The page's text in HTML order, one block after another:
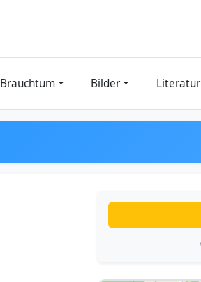
Brauchtum Bilder Literatur